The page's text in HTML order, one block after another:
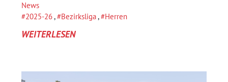
News
2025-26, Bezirksliga, Herren
WEITERLESEN:
BAUT